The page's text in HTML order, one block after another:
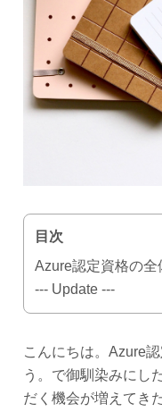
目次
Azure認定資格の全
--- Update ---
こんにちは。Azure
う。で御馴染みにし
だく機会が増えてき